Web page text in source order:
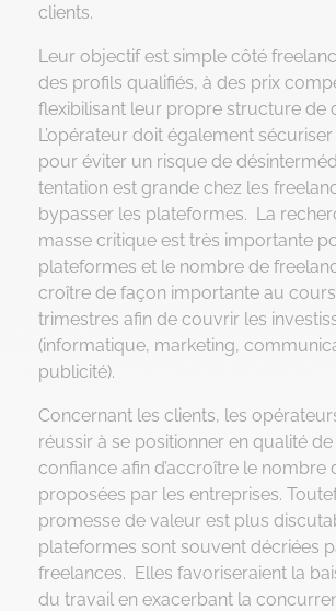
clients.
Leur objectif est simple côté
des profils qualifiés, à des prix
flexibilisant leur propre structure de
L’opérateur doit également
pour éviter un risque de
tentation est grande chez les
bypasser les plateformes. La
masse critique est très importante
plateformes et le nombre de
croître de façon importante au
trimestres afin de couvrir les
(informatique, marketing,
publicité).
Concernant les clients, les
réussir à se positionner en qualité
confiance afin d’accroître le nombre
proposées par les entreprises.
promesse de valeur est plus
plateformes sont souvent décriées
freelances. Elles favoriseraient la
du travail en exacerbant la